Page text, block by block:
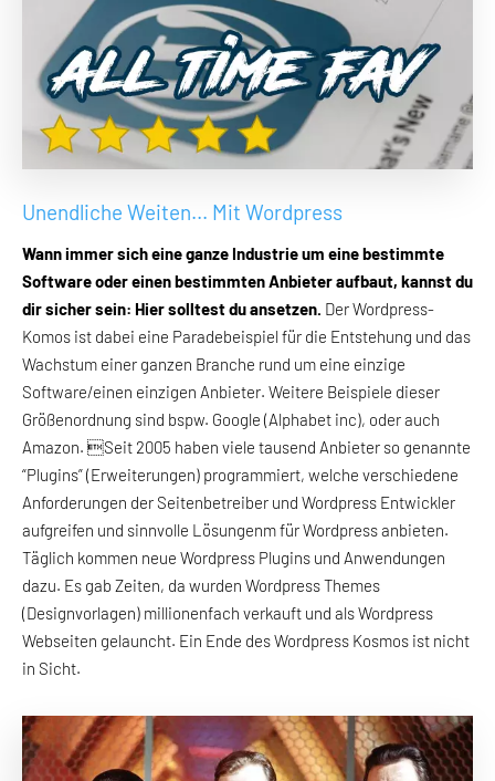
Unendliche Weiten... Mit Wordpress
Wann immer sich eine ganze Industrie um eine bestimmte
Software oder einen bestimmten Anbieter aufbaut, kannst du
dir sicher sein: Hier solltest du ansetzen. Der Wordpress-
Komos ist dabei eine Paradebeispiel für die Entstehung und das
Wachstum einer ganzen Branche rund um eine einzige
Software/einen einzigen Anbieter. Weitere Beispiele dieser
Größenordnung sind bspw. Google (Alphabet inc), oder auch
Amazon. Seit 2005 haben viele tausend Anbieter so genannte
“Plugins” (Erweiterungen) programmiert, welche verschiedene
Anforderungen der Seitenbetreiber und Wordpress Entwickler
aufgreifen und sinnvolle Lösungenm für Wordpress anbieten.
Täglich kommen neue Wordpress Plugins und Anwendungen
dazu. Es gab Zeiten, da wurden Wordpress Themes
(Designvorlagen) millionenfach verkauft und als Wordpress
Webseiten gelauncht. Ein Ende des Wordpress Kosmos ist nicht
in Sicht.